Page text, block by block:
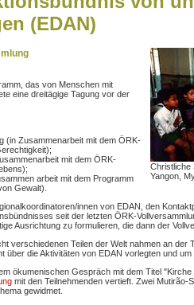
(EDAN)
Christliche
Yangon,
das von Menschen mit
eine dreitägige Tagung vor der
(in Zusammenarbeit mit dem ÖRK-
mit dem ÖRK-
arbeit mit dem Programm
Gewalt).
innen von EDAN, den
seit der letzten ÖRK-
Ausrichtung zu formulieren, die dann der
verschiedenen Teilen der Welt nahmen an der
über die Aktivitäten von EDAN vorlegten und
ökumenischen Gespräch mit dem Titel
mit den Teilnehmenden vertieft. Zwei Mutirão-
gewidmet.